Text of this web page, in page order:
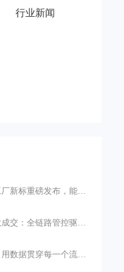
在...
涌现，这
行业新闻
标重磅发布，能碳...
：全链路管控驱动...
据贯穿每一个流程...